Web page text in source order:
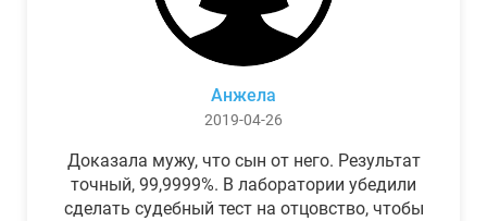
Анжела
2019-04-26
Доказала мужу, что сын от него. Результат
точный, 99,9999%. В лаборатории убедили
сделать судебный тест на отцовство, чтобы